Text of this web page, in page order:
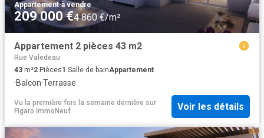
Appartement·à vendre
209 000 €4 860 €/m²
Appartement 2 pièces 43 m2
Rue Valedeau
43 m²2 Pièces1 Salle de bainAppartement
·Balcon·Terrasse
Vu la première fois la semaine dernière sur
Figaro ImmoNeuf
Voir les détails